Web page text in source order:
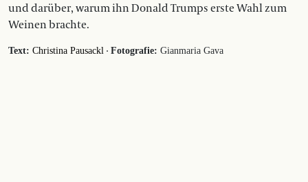
und darüber, warum ihn Donald Trumps erste Wahl zum
Weinen brachte.
Text: Christina Pausackl · Fotografie: Gianmaria Gava